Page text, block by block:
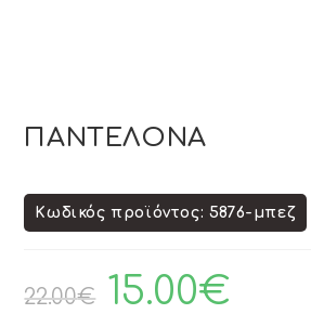
ΠΑΝΤΕΛΟΝΑ
Κωδικός προϊόντος: 5876-μπεζ
22.00€ 15.00€